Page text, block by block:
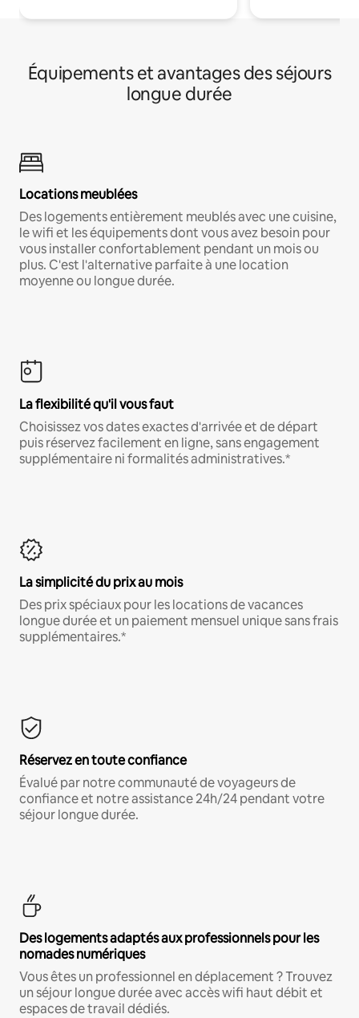
Équipements et avantages des séjours
longue durée
Locations meublées
Des logements entièrement meublés avec une cuisine,
le wifi et les équipements dont vous avez besoin pour
vous installer confortablement pendant un mois ou
plus. C'est l'alternative parfaite à une location
moyenne ou longue durée.
La flexibilité qu'il vous faut
Choisissez vos dates exactes d'arrivée et de départ
puis réservez facilement en ligne, sans engagement
supplémentaire ni formalités administratives.*
La simplicité du prix au mois
Des prix spéciaux pour les locations de vacances
longue durée et un paiement mensuel unique sans frais
supplémentaires.*
Réservez en toute confiance
Évalué par notre communauté de voyageurs de
confiance et notre assistance 24h/24 pendant votre
séjour longue durée.
Des logements adaptés aux professionnels pour les
nomades numériques
Vous êtes un professionnel en déplacement ? Trouvez
un séjour longue durée avec accès wifi haut débit et
espaces de travail dédiés.